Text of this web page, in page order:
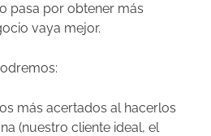
pasa por obtener más
vaya mejor.
más acertados al hacerlos
(nuestro cliente ideal, el